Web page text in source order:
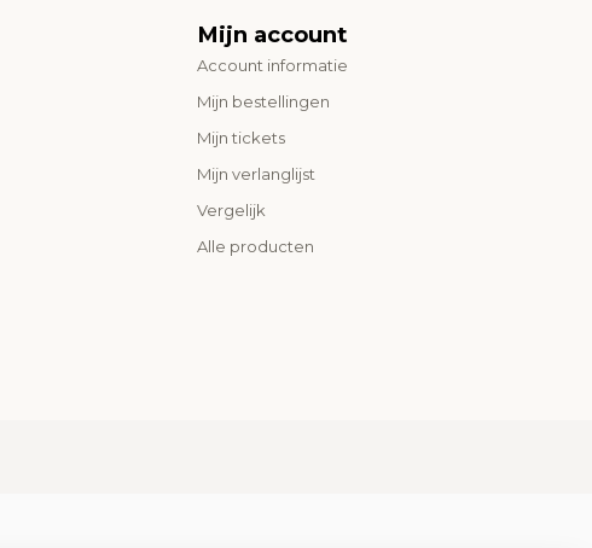
Mijn account
Account informatie
Mijn bestellingen
Mijn tickets
Mijn verlanglijst
Vergelijk
Alle producten